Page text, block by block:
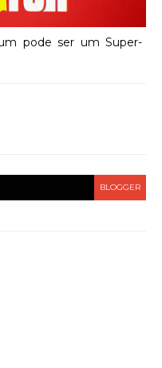
pode ser um Super-
BLOGGER